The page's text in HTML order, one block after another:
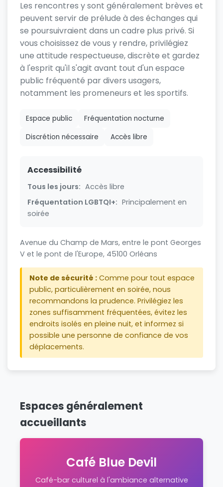
Les rencontres y sont généralement brèves et
peuvent servir de prélude à des échanges qui
se poursuivraient dans un cadre plus privé. Si
vous choisissez de vous y rendre, privilégiez
une attitude respectueuse, discrète et gardez
à l'esprit qu'il s'agit avant tout d'un espace
public fréquenté par divers usagers,
notamment les promeneurs et les sportifs.
Espace public
Fréquentation nocturne
Discrétion nécessaire
Accès libre
Accessibilité
Tous les jours: Accès libre
Fréquentation LGBTQI+: Principalement en
soirée
Avenue du Champ de Mars, entre le pont Georges
V et le pont de l'Europe, 45100 Orléans
Note de sécurité : Comme pour tout espace
public, particulièrement en soirée, nous
recommandons la prudence. Privilégiez les
zones suffisamment fréquentées, évitez les
endroits isolés en pleine nuit, et informez si
possible une personne de confiance de vos
déplacements.
Espaces généralement
accueillants
Café Blue Devil
Café-bar culturel à l'ambiance alternative